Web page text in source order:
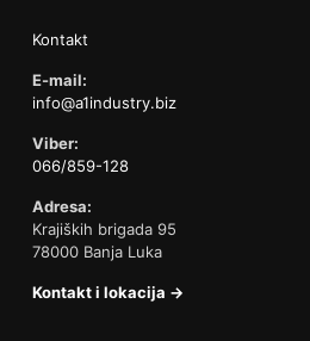
Kontakt
E-mail:
info@a1industry.biz
Viber:
066/859-128
Adresa:
Krajiških brigada 95
78000 Banja Luka
Kontakt i lokacija →